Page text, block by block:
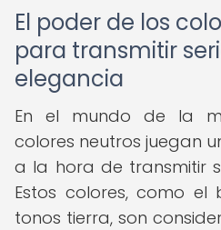
El poder de los
para transmitir
elegancia
En el mundo de la
colores neutros juegan
a la hora de transmitir
Estos colores, como el
tonos tierra, son